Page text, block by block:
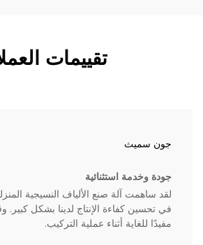
تقييمات
جون سميث
جودة وخدمة استثنائية
لقد ساهمت آلة صنع الألياف النسيجية
في تحسين كفاءة الإنتاج لدينا بشكل كبير.
مفيدًا للغاية أثناء عملية التركيب.